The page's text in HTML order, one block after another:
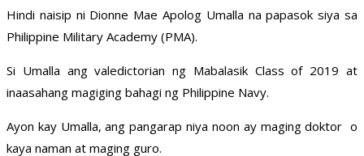
Hindi naisip ni Dionne Mae Apolog Umalla na papasok siya sa
Philippine Military Academy (PMA).
Si Umalla ang valedictorian ng Mabalasik Class of 2019 at
inaasahang magiging bahagi ng Philippine Navy.
Ayon kay Umalla, ang pangarap niya noon ay maging doktor o
kaya naman at maging guro.